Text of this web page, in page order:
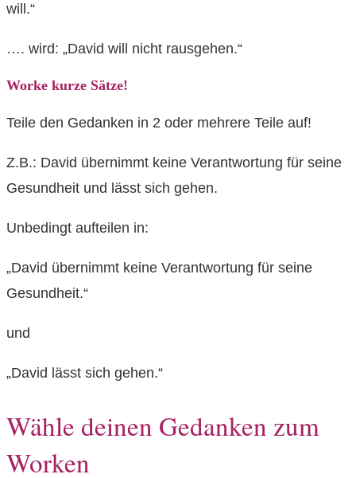
will.“
…. wird: „David will nicht rausgehen.“
Worke kurze Sätze!
Teile den Gedanken in 2 oder mehrere Teile auf!
Z.B.: David übernimmt keine Verantwortung für seine
Gesundheit und lässt sich gehen.
Unbedingt aufteilen in:
„David übernimmt keine Verantwortung für seine
Gesundheit.“
und
„David lässt sich gehen.“
Wähle deinen Gedanken zum
Worken